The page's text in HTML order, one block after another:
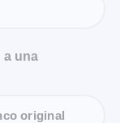
a una
original